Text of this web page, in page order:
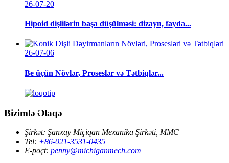
26-07-20
Hipoid dişlilərin başa düşülməsi: dizayn, fayda...
26-07-06
Be üçün Növlər, Proseslər və Tətbiqlər...
Bizimlə Əlaqə
Şirkət: Şanxay Miçiqan Mexanika Şirkəti, MMC
Tel: +86-021-3531-0435
E-poçt: penny@michiganmech.com